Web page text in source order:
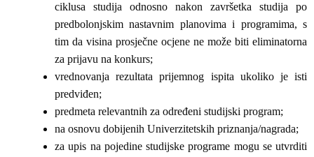
ciklusa studija odnosno nakon završetka studija po
predbolonjskim nastavnim planovima i programima, s
tim da visina prosječne ocjene ne može biti eliminatorna
za prijavu na konkurs;
vrednovanja rezultata prijemnog ispita ukoliko je isti
predviđen;
predmeta relevantnih za određeni studijski program;
na osnovu dobijenih Univerzitetskih priznanja/nagrada;
za upis na pojedine studijske programe mogu se utvrditi